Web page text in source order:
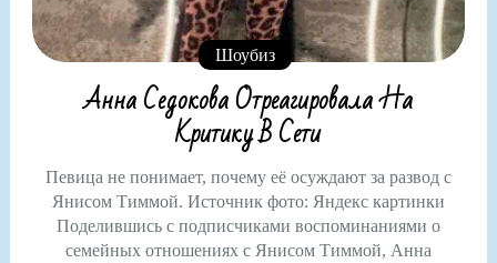
Шоубиз
Анна Седокова Отреагировала На
Критику В Сети
Певица не понимает, почему её осуждают за развод с
Янисом Тиммой. Источник фото: Яндекс картинки
Поделившись с подписчиками воспоминаниями о
семейных отношениях с Янисом Тиммой, Анна